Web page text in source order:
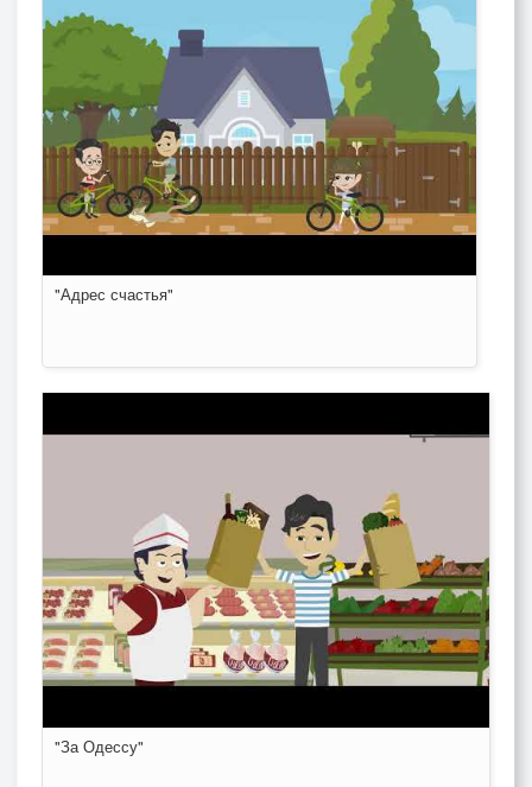
"Адрес счастья"
"За Одессу"